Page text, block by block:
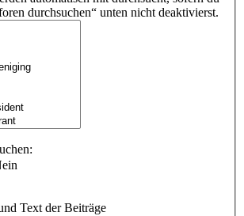
durchsuchen“ unten nicht deaktivierst.
Text der Beiträge